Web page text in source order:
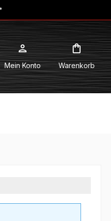
Mein Konto Warenkorb